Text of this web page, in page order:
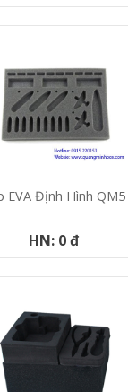
EVA Định Hình QM5
HN: 0 đ